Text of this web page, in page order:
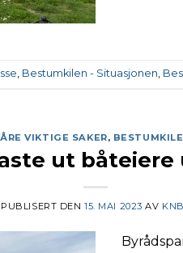
, Bestumkilen - Situasjonen,
VIKTIGE SAKER,
ut båteiere
PUBLISERT DEN15. MAI 2023 AV